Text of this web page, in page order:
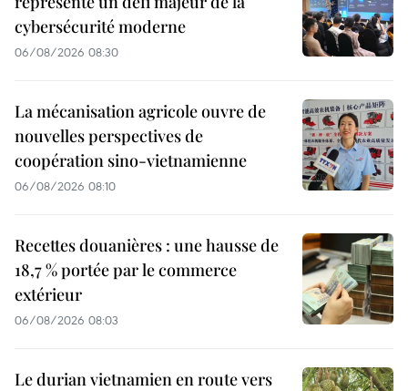
cybersécurité moderne
06/08/2026 08:30
La mécanisation agricole ouvre de
nouvelles perspectives de
coopération sino-vietnamienne
06/08/2026 08:10
Recettes douanières : une hausse de
18,7 % portée par le commerce
extérieur
06/08/2026 08:03
Le durian vietnamien en route vers